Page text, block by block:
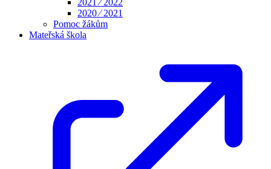
2021 ⁄ 2022
2020 ⁄ 2021
Pomoc žákům
Mateřská škola